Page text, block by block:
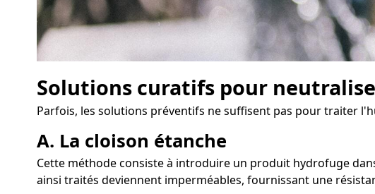
Solutions curatifs pour
Parfois, les solutions préventifs ne suffisent pas pour traiter
A. La cloison étanche
Cette méthode consiste à introduire un produit hydrofuge
ainsi traités deviennent imperméables, fournissant une